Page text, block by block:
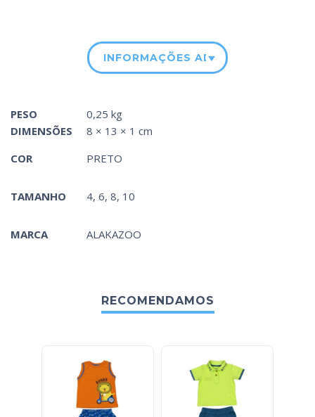
INFORMAÇÕES ADICIONAIS
PESO
0,25 kg
DIMENSÕES
8 × 13 × 1 cm
COR
PRETO
TAMANHO 4, 6, 8, 10
MARCA ALAKAZOO
RECOMENDAMOS